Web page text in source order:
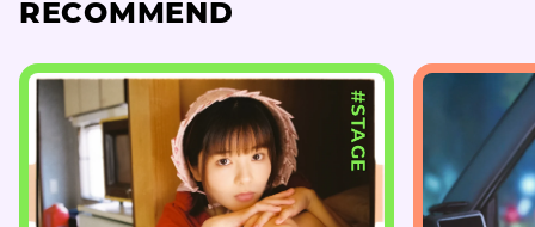
RECOMMEND
#STAGE